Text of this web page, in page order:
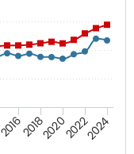
20162018202020222024